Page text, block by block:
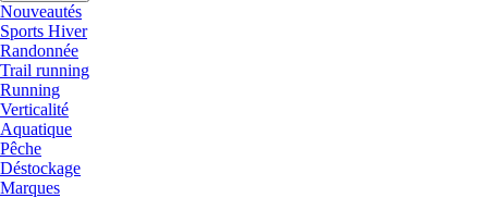
Nouveautés
Sports Hiver
Randonnée
Trail running
Running
Verticalité
Aquatique
Pêche
Déstockage
Marques